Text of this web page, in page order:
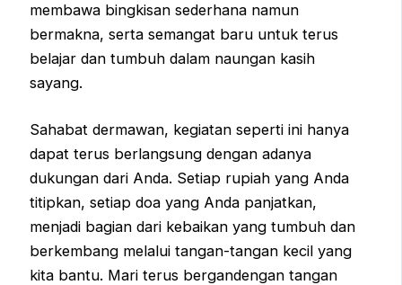
membawa bingkisan sederhana namun
bermakna, serta semangat baru untuk terus
belajar dan tumbuh dalam naungan kasih
sayang.
Sahabat dermawan, kegiatan seperti ini hanya
dapat terus berlangsung dengan adanya
dukungan dari Anda. Setiap rupiah yang Anda
titipkan, setiap doa yang Anda panjatkan,
menjadi bagian dari kebaikan yang tumbuh dan
berkembang melalui tangan-tangan kecil yang
kita bantu. Mari terus bergandengan tangan